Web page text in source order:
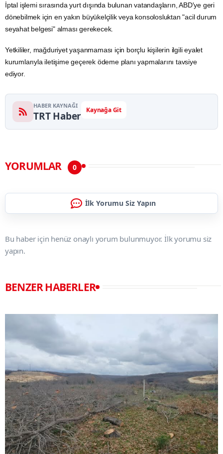
İptal işlemi sırasında yurt dışında bulunan vatandaşların, ABD'ye geri
dönebilmek için en yakın büyükelçilik veya konsolosluktan "acil durum
seyahat belgesi" alması gerekecek.
Yetkililer, mağduriyet yaşanmaması için borçlu kişilerin ilgili eyalet
kurumlarıyla iletişime geçerek ödeme planı yapmalarını tavsiye
ediyor.
HABER KAYNAĞI
TRT Haber Kaynağa Git
YORUMLAR 0
İlk Yorumu Siz Yapın
Bu haber için henüz onaylı yorum bulunmuyor. İlk yorumu siz
yapın.
BENZER HABERLER